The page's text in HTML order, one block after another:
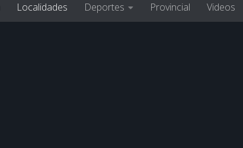
Localidades Deportes Provincial Videos